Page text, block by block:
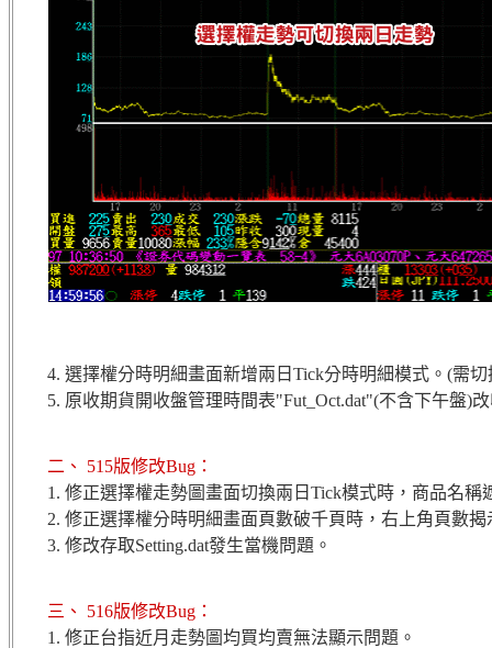
4. 選擇權分時明細畫面新增兩日Tick分時明細模式。(需
5. 原收期貨開收盤管理時間表"Fut_Oct.dat"(不含下午盤)
二、 515版修改Bug：
1. 修正選擇權走勢圖畫面切換兩日Tick模式時，商品名稱
2. 修正選擇權分時明細畫面頁數破千頁時，右上角頁數
3. 修改存取Setting.dat發生當機問題。
三、 516版修改Bug：
1. 修正台指近月走勢圖均買均賣無法顯示問題。